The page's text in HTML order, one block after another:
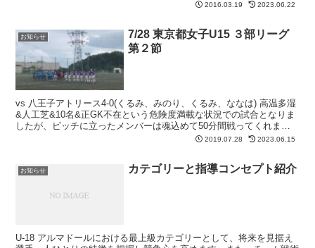
2016.03.19 2023.06.22
お知らせ
7/28 東京都女子U15 ３部リーグ
第２節
vs 八王子アトリース4-0(くるみ、みのり、くるみ、ななは) 高温多湿
&人工芝&10名&正GK不在という危険度満載な状況での試合となりま
したが、ピッチに立ったメンバーは魂込めて50分間戦ってくれまし
た。 今日から毎週日曜日はリーグ戦が入り... 2019.07.28 2023.06.15
お知らせ カテゴリーと指導コンセプト紹介
U-18 アルマドールにおける最上級カテゴリーとして、将来を見据え